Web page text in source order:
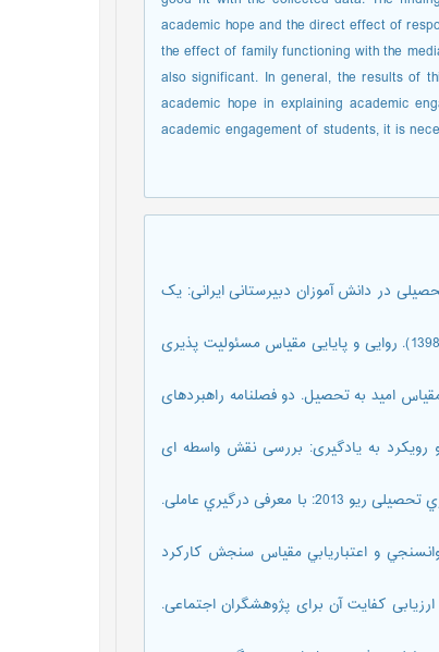
academic hope and the direct effect of
the effect of family functioning with the
also significant. In general, the results of
academic hope in explaining academic
academic engagement of students, it is
حجازی، الهه و مقدم زاده، علی (1398). درگیری تحصیلی در دانش آموزان دبیرستانی ایرانی: یک
جوکار، حمید رضا، فولادچنگ، محبوبه، رئوف انجم شعاع، محمد و کرهانی، نادر (1398). روایی و پایایی مقیاس مسئولیت پذیری
روانسنجی مقیاس امید به تحصیل. دو فصلنامه راهبردهای
(1399). رابطه امید به تحصل و رویکرد به یادگیری: بررسی نقش واسطه ای
رمضانی، ملیحه، خامسان، احمد (1396). شاخص هاي روانسنجی پرسشنامه درگیري تحصیلی ریو 2013: با معرفی درگیري عاملی.
مقدماتي ويژگي هاي روانسنجي و اعتباريابي مقياس سنجش كاركرد
و ارزیابی کفایت آن برای پژوهشگران اجتماعی.